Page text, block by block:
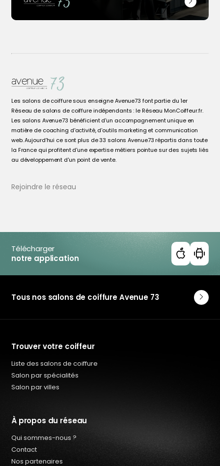
Les salons de coiffure sous enseigne Avenue73 font partie du 1er
Réseau de salons de coiffure indépendants : le Réseau MonCoiffeur.fr.
Les salons Avenue73 bénéficient d'un accompagnement unique en
matière de coaching d'activité, d'outils marketing et communication
web. Aujourd’hui ce sont plus de 33 salons Avenue73 répartis dans toute
la France qui profitent d'une expertise métiers pointue sur des sujets liés
au développement d'un point de vente.
Rejoindre le réseau
Télécharger
notre application
Tous nos salons de coiffure Avenue 73
Trouver votre coiffeur
Liste des salons de coiffure
Salon par spécialités
Salon par villes
À propos du réseau
Qui sommes-nous ?
Contact
Nos partenaires